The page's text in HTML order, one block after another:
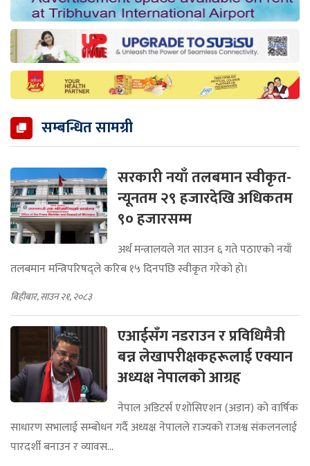
सम्बन्धित सामग्री
सरकारी नयाँ तलबमान स्वीकृत-
न्यूनतम २९ हजारदेखि अधिकतम
९० हजारसम्म
अर्थ मन्त्रालयले गत साउन ६ गते पठाएको नयाँ
तलबमान मन्त्रिपरिषद्ले करिब १५ दिनपछि स्वीकृत गरेको हो।
बिहीबार, साउन २१, २०८३
एआईसँग नडराउन र प्रविधिमैत्री
बन्न लेखापरीक्षकहरूलाई एक्यान
अध्यक्ष नेपालको आग्रह
नेपाल अडिटर्स एशोसिएशन (अडान) को वार्षिक
साधारण सभालाई सम्बोधन गर्दै अध्यक्ष नेपालले राज्यको राजश्व संकलनलाई
पारदर्शी बनाउन र व्यावस...